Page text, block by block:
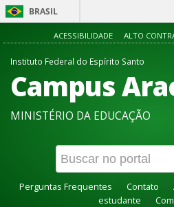
BRASIL
ACESSIBILIDADE ALTO
Instituto Federal do Espírito Santo
Campus
MINISTÉRIO DA EDUCAÇÃO
Perguntas Frequentes Contato
estudante